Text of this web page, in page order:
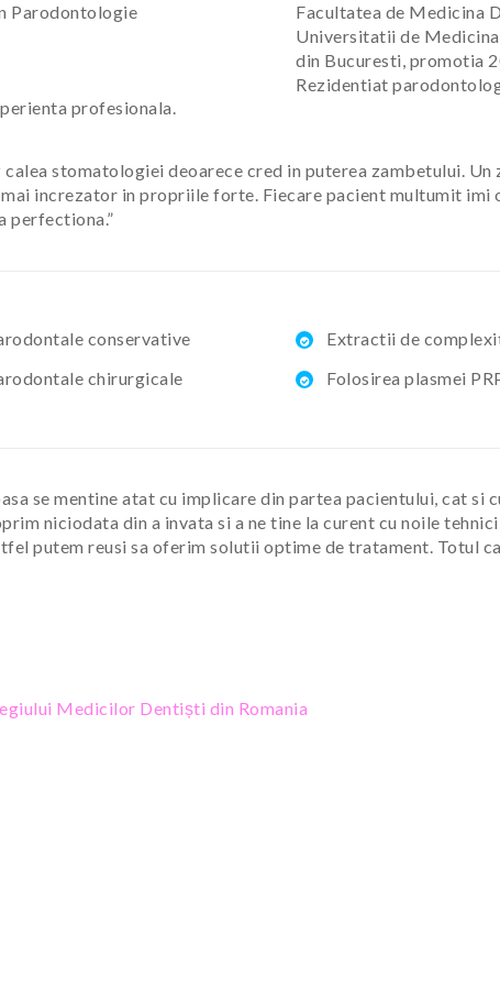
Parodontologie
profesionala.
Facultatea de Medicina
Universitatii de
din Bucuresti, promotia
Rezidentiat
calea stomatologiei deoarece cred in puterea zambetului.
increzator in propriile forte. Fiecare pacient multumit imi
perfectiona.”
conservative
chirurgicale
Extractii de
Folosirea plasmei
se mentine atat cu implicare din partea pacientului, cat si
niciodata din a invata si a ne tine la curent cu noile
putem reusi sa oferim solutii optime de tratament. Totul
Medicilor Dentiști din Romania